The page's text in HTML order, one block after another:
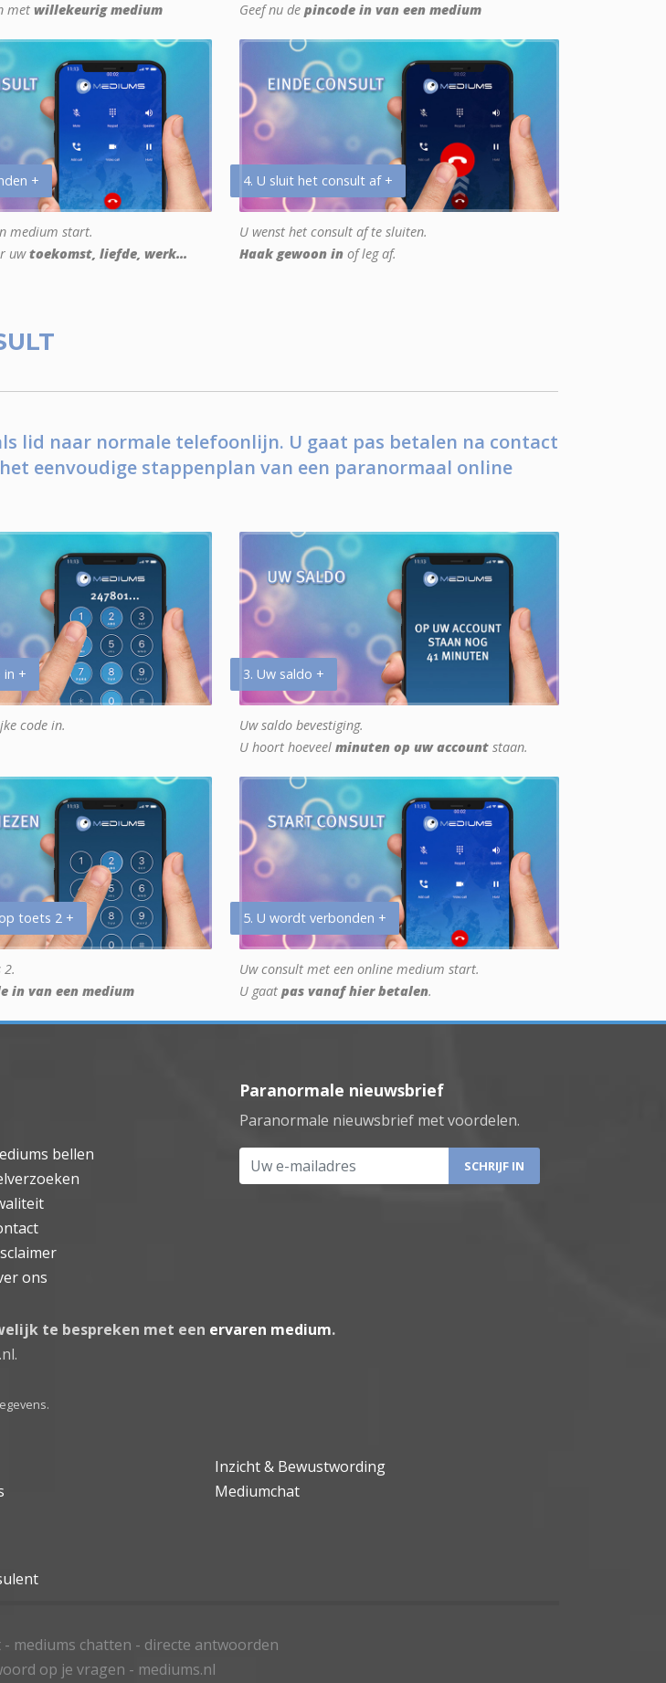
met willekeurig medium
Geef nu de pincode in van een medium
+
medium start.
uwtoekomst, liefde, werk...
4. U sluit het consult af +
U wenst het consult af te sluiten.
Haak gewoon in of leg af.
lid naar normale telefoonlijn. U gaat pas betalen na contact
eenvoudige stappenplan van een paranormaal online
in +
code in.
3. Uw saldo +
Uw saldo bevestiging.
U hoort hoeveel minuten op uw account staan.
toets 2 +
2.
in van een medium
5. U wordt verbonden +
Uw consult met een online medium start.
U gaat pas vanaf hier betalen.
bellen
ons
Paranormale nieuwsbrief
Paranormale nieuwsbrief met voordelen.
Uw e-mailadres
te bespreken met een ervaren medium.
Inzicht & Bewustwording
Mediumchat
mediums chatten - directe antwoorden
op je vragen - mediums.nl